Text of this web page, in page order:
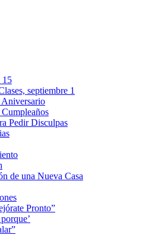
15
septiembre 1
Aniversario
Cumpleaños
Pedir Disculpas
de una Nueva Casa
Pronto”